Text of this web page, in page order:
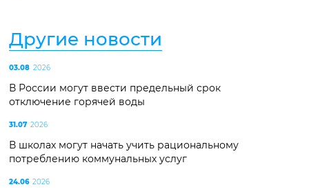
Другие новости
03.08 2026
В России могут ввести предельный срок
отключение горячей воды
31.07 2026
В школах могут начать учить рациональному
потреблению коммунальных услуг
24.06 2026